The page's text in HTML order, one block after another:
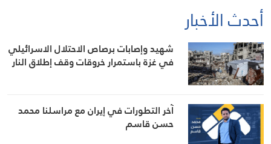
أحدث الأخبار
شهيد وإصابات برصاص الاحتلال الاسرائيلي
في غزة باستمرار خروقات وقف إطلاق النار
آخر التطورات في إيران مع مراسلنا محمد
حسن قاسم